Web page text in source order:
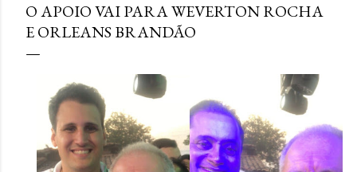
O APOIO VAI PARA WEVERTON ROCHA
E ORLEANS BRANDÃO